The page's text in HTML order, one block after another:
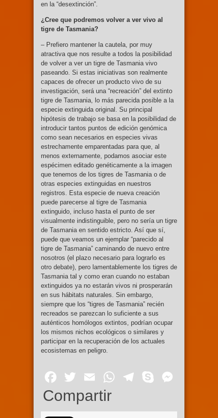
en la “desextinción”.
¿Cree que podremos volver a ver vivo al
tigre de Tasmania?
– Prefiero mantener la cautela, por muy
atractiva que nos resulte a todos la posibilidad
de volver a ver un tigre de Tasmania vivo
paseando. Si estas iniciativas son realmente
capaces de ofrecer un producto vivo de su
investigación, será una “recreación” del extinto
tigre de Tasmania, lo más parecida posible a la
especie extinguida original. Su principal
hipótesis de trabajo se basa en la posibilidad de
introducir tantos puntos de edición genómica
como sean necesarios en especies vivas
estrechamente emparentadas para que, al
menos externamente, podamos asociar este
espécimen editado genéticamente a la imagen
que tenemos de los tigres de Tasmania o de
otras especies extinguidas en nuestros
registros. Esta especie de nueva creación
puede parecerse al tigre de Tasmania
extinguido, incluso hasta el punto de ser
visualmente indistinguible, pero no sería un tigre
de Tasmania en sentido estricto. Así que sí,
puede que veamos un ejemplar “parecido al
tigre de Tasmania” caminando de nuevo entre
nosotros (el plazo necesario para lograrlo es
otro debate), pero lamentablemente los tigres de
Tasmania tal y como eran cuando no estaban
extinguidos ya no estarán vivos ni prosperarán
en sus hábitats naturales. Sin embargo,
siempre que los “tigres de Tasmania” recién
recreados se parezcan lo suficiente a sus
auténticos homólogos extintos, podrían ocupar
los mismos nichos ecológicos o similares y
participar en la recuperación de los actuales
ecosistemas en peligro.
Facebook
Twitter
EmailWhatsApp
Telegram
Skype
Compartir